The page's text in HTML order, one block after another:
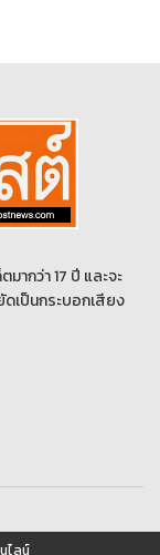
ากว่า 17 ปี และจะ
เป็นกระบอกเสียง
ไลน์